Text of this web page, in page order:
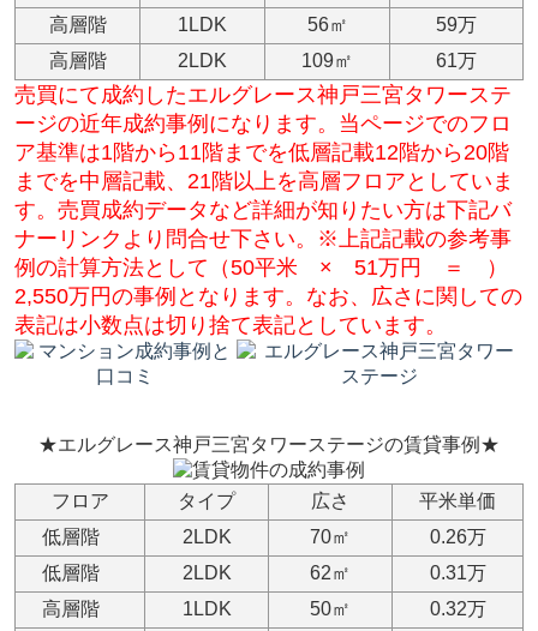
高層階
1LDK 56㎡
59万
高層階
2LDK 109㎡ 61万
売買にて成約したエルグレース神戸三宮タワーステ
ージの近年成約事例になります。当ページでのフロ
ア基準は1階から11階までを低層記載12階から20階
までを中層記載、21階以上を高層フロアとしていま
す。売買成約データなど詳細が知りたい方は下記バ
ナーリンクより問合せ下さい。※上記記載の参考事
例の計算方法として（50平米 × 51万円 ＝ ）
2,550万円の事例となります。なお、広さに関しての
表記は小数点は切り捨て表記としています。
★エルグレース神戸三宮タワーステージの賃貸事例★
フロア タイプ 広さ
平米単価
低層階
2LDK 70㎡
0.26万
低層階
2LDK 62㎡
0.31万
高層階
1LDK 50㎡
0.32万